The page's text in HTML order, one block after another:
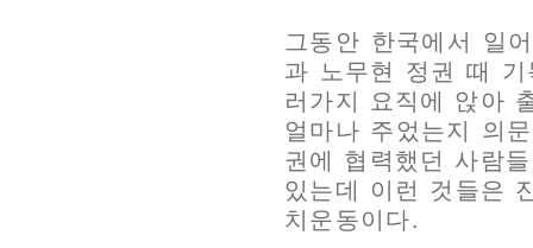
그동안 한국에서 일
과 노무현 정권 때
러가지 요직에 앉아
얼마나 주었는지 의
권에 협력했던 사람
있는데 이런 것들은
치운동이다.